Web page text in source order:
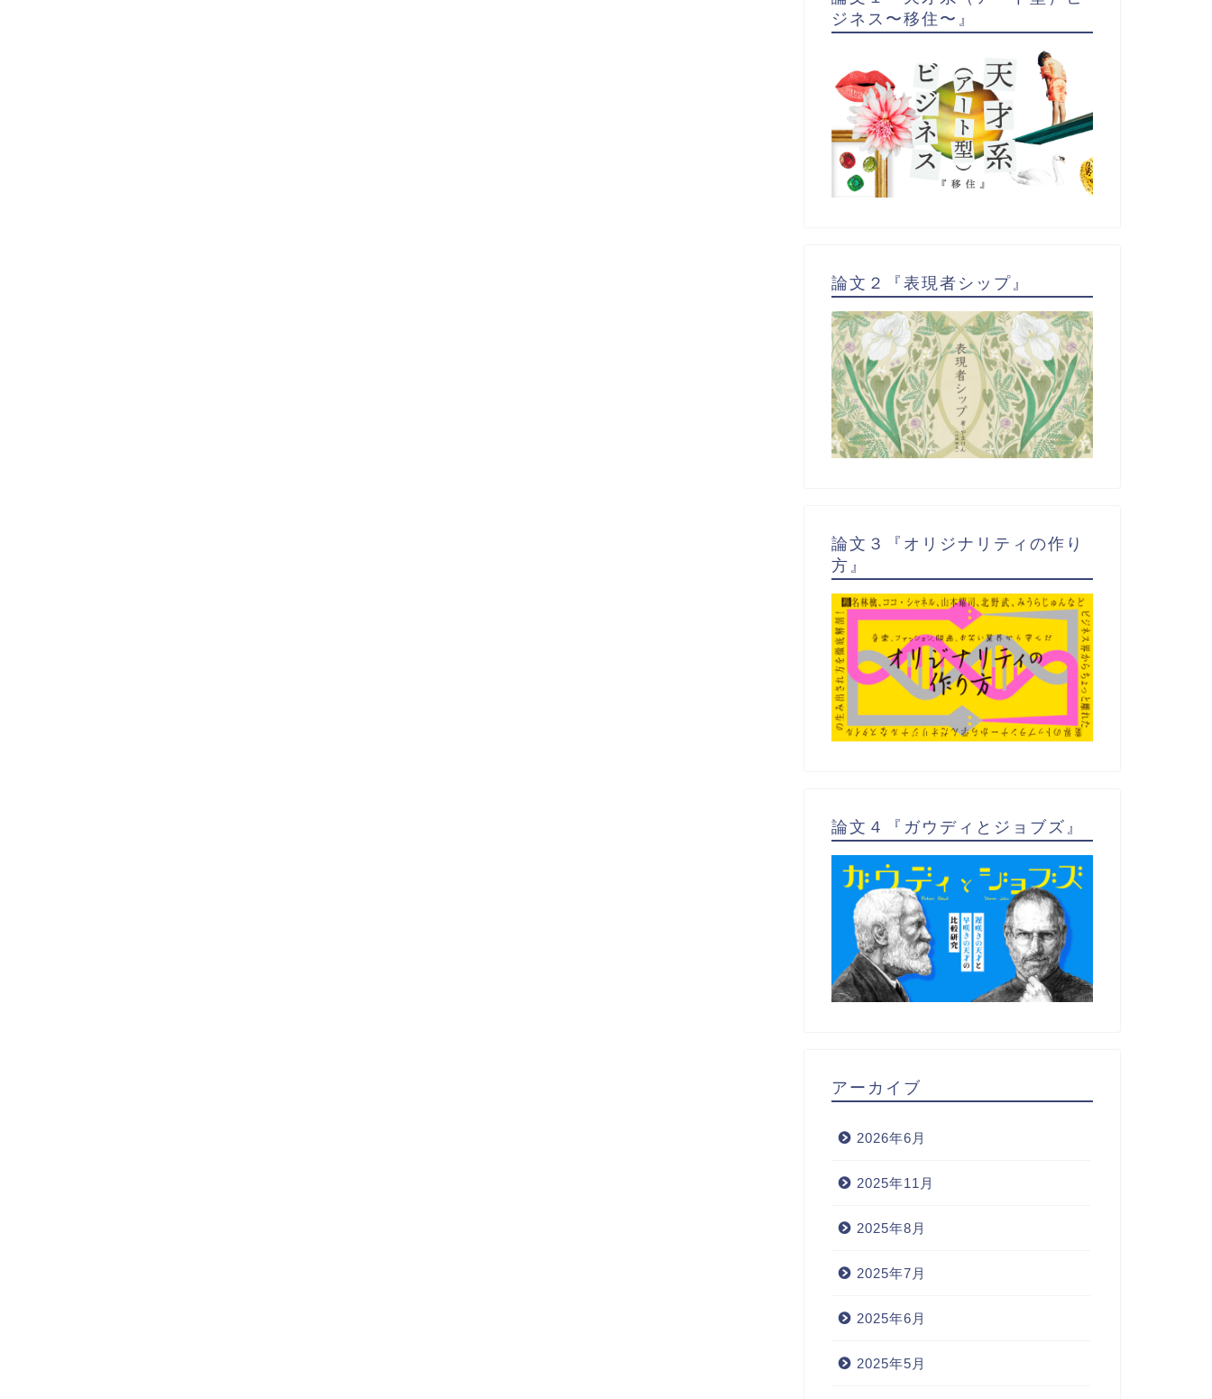
ジネス〜移住〜』
論文２『表現者シップ』
論文３『オリジナリティの作り
方』
論文４『ガウディとジョブズ』
アーカイブ
2026年6月
2025年11月
2025年8月
2025年7月
2025年6月
2025年5月